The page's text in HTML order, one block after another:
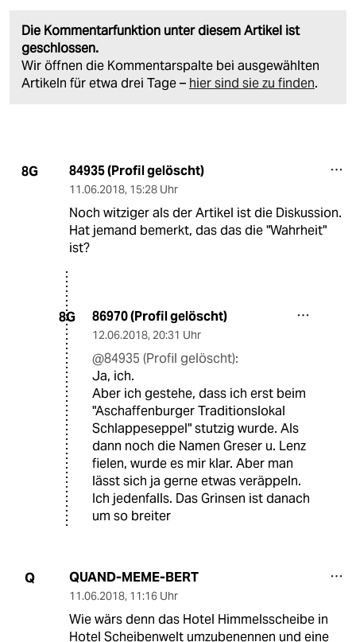
Die Kommentarfunktion unter diesem Artikel ist
geschlossen.
Wir öffnen die Kommentarspalte bei ausgewählten
Artikeln für etwa drei Tage – hier sind sie zu finden.
8G 84935 (Profil gelöscht)
11.06.2018, 15:28 Uhr
Noch witziger als der Artikel ist die Diskussion.
Hat jemand bemerkt, das das die "Wahrheit"
ist?
8G 86970 (Profil gelöscht)
12.06.2018, 20:31 Uhr
@84935 (Profil gelöscht):
Ja, ich.
Aber ich gestehe, dass ich erst beim
"Aschaffenburger Traditionslokal
Schlappeseppel" stutzig wurde. Als
dann noch die Namen Greser u. Lenz
fielen, wurde es mir klar. Aber man
lässt sich ja gerne etwas veräppeln.
Ich jedenfalls. Das Grinsen ist danach
um so breiter
Q QUAND-MEME-BERT
11.06.2018, 11:16 Uhr
Wie wärs denn das Hotel Himmelsscheibe in
Hotel Scheibenwelt umzubenennen und eine